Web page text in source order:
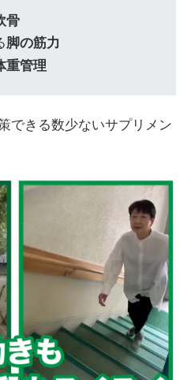
骨
脚の筋力
重管理
できる数少ないサプリメン